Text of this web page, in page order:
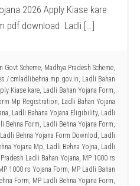
2026 Apply Kiase kare
pdf download Ladli […]
Govt Scheme, Madhya Pradesh Scheme,
/ cmladlibehna.mp.gov.in, Ladli Bahan
Kiase kare, Ladli Bahan Yojana Form,
Mp Registration, Ladli Bahan Yojana
, Ladli Bahana Yojana Eligibility, Ladli
Behna Form, Ladli Behna Yojana Form,
Ladli Behna Yojana Form Downlod, Ladli
Yojana Mp, Ladli Behna Yojna, Ladli
Ladli Bahan Yojana, MP 1000 rs
1000 rs Yojana Form, MP Ladli Bahan
Form, MP Ladli Behna Yojana Form,